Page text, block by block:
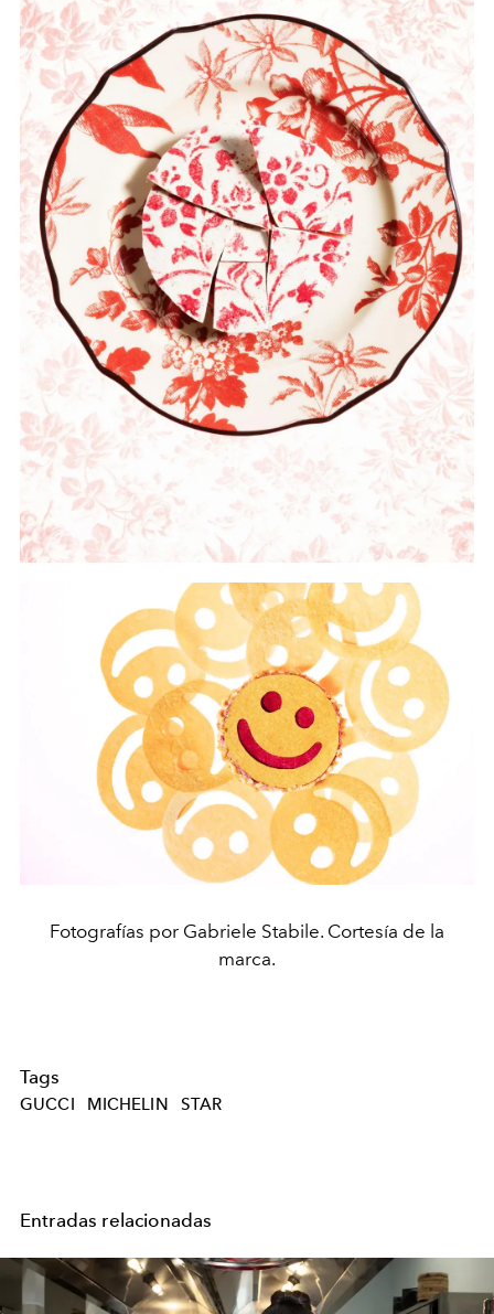
Fotografías por Gabriele Stabile. Cortesía de la
marca.
Tags
GUCCI MICHELIN STAR
Entradas relacionadas